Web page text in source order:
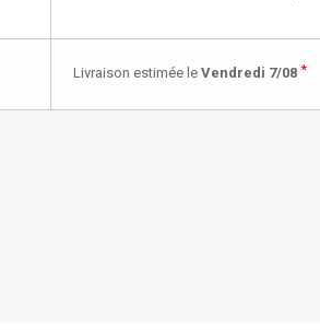
Livraison estimée le Vendredi 7/08 *